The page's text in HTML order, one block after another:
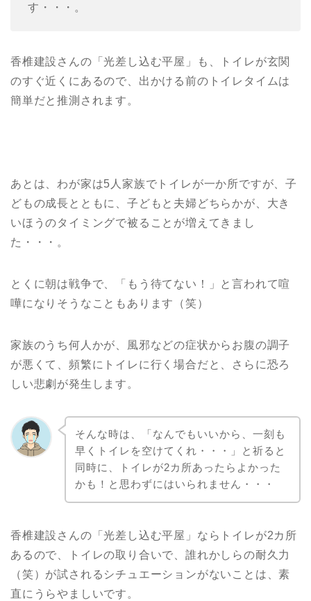
す・・・。
香椎建設さんの「光差し込む平屋」も、トイレが玄関
のすぐ近くにあるので、出かける前のトイレタイムは
簡単だと推測されます。
あとは、わが家は5人家族でトイレが一か所ですが、子
どもの成長とともに、子どもと夫婦どちらかが、大き
いほうのタイミングで被ることが増えてきまし
た・・・。
とくに朝は戦争で、「もう待てない！」と言われて喧
嘩になりそうなこともあります（笑）
家族のうち何人かが、風邪などの症状からお腹の調子
が悪くて、頻繁にトイレに行く場合だと、さらに恐ろ
しい悲劇が発生します。
そんな時は、「なんでもいいから、一刻も
早くトイレを空けてくれ・・・」と祈ると
同時に、トイレが2カ所あったらよかった
かも！と思わずにはいられません・・・
香椎建設さんの「光差し込む平屋」ならトイレが2カ所
あるので、トイレの取り合いで、誰れかしらの耐久力
（笑）が試されるシチュエーションがないことは、素
直にうらやましいです。